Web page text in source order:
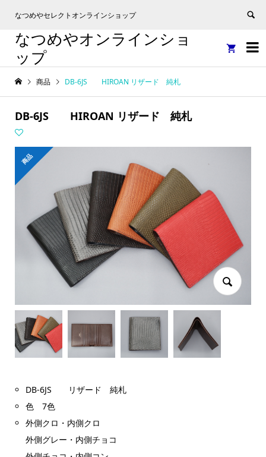
なつめやセレクトオンラインショップ

なつめやオンラインショ
ップ

商品 DB-6JS HIROAN リザード 純札
DB-6JS HIROAN リザード 純札
商品
DB-6JS リザード 純札
色 7色
外側クロ・内側クロ
外側グレー・内側チョコ